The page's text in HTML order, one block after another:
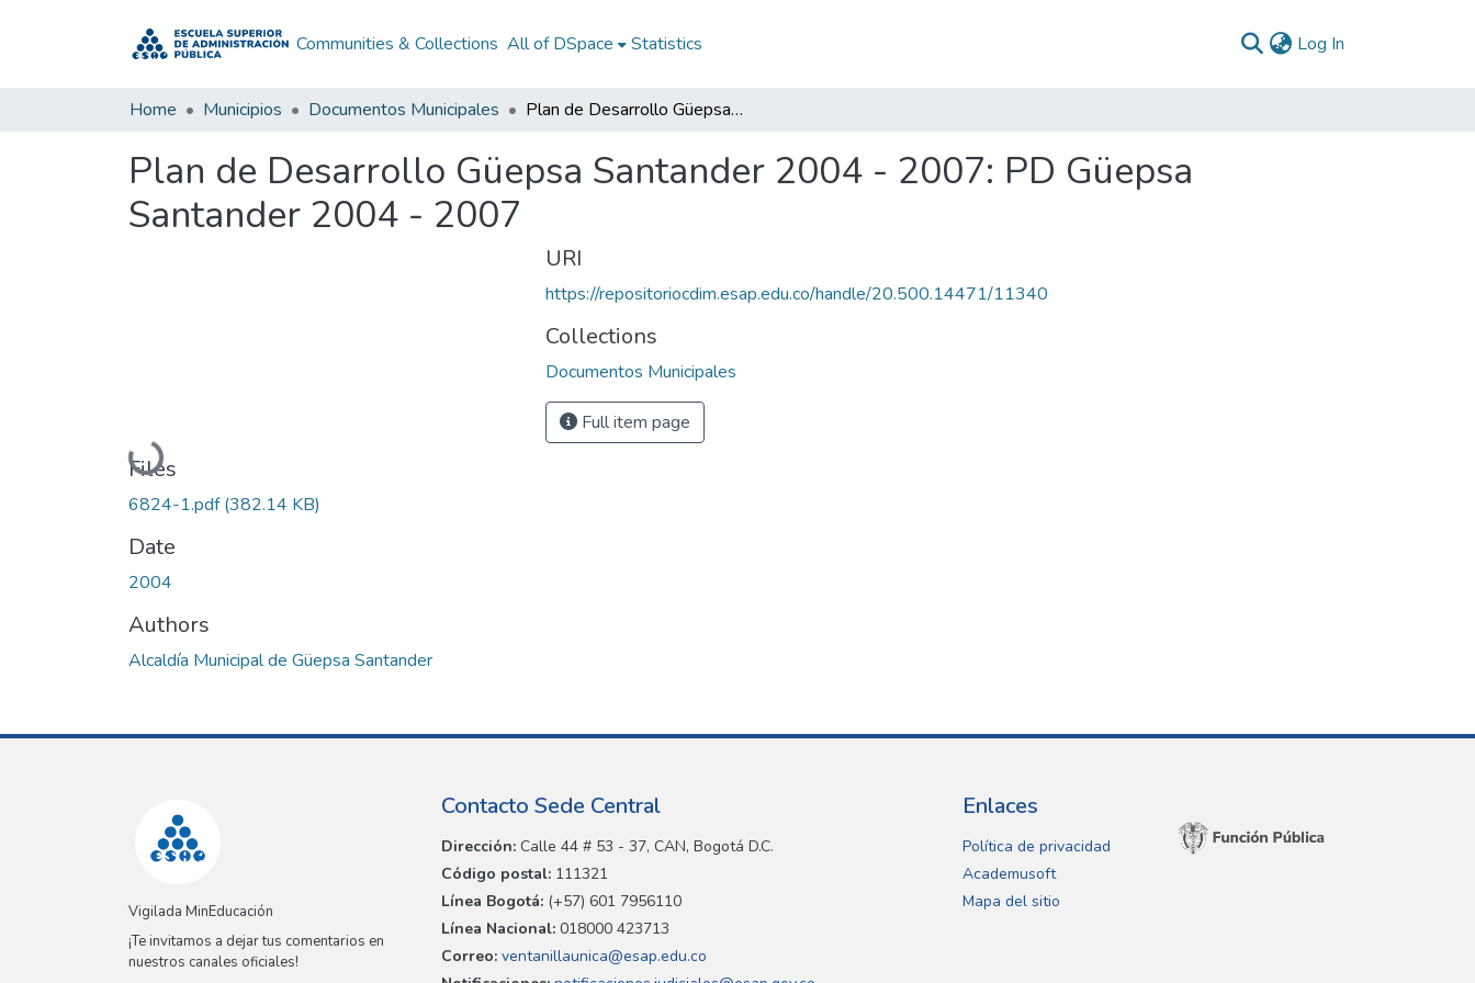
Communities & Collections All of DSpace Statistics Log In
Home Municipios Documentos Municipales Plan de Desarrollo Güepsa Santander 2004 - 2007: PD Güepsa Santander 2004 - 2007
Plan de Desarrollo Güepsa Santander 2004 - 2007: PD Güepsa
Santander 2004 - 2007
Loading...
Files
6824-1.pdf(382.14 KB)
Date
2004
Authors
Alcaldía Municipal de Güepsa Santander
URI
https://repositoriocdim.esap.edu.co/handle/20.500.14471/11340
Collections
Documentos Municipales
Full item page
Vigilada MinEducación
¡Te invitamos a dejar tus comentarios en
nuestros canales oficiales!
Contacto Sede Central
Dirección: Calle 44 # 53 - 37, CAN, Bogotá D.C.
Código postal: 111321
Línea Bogotá: (+57) 601 7956110
Línea Nacional: 018000 423713
Correo: ventanillaunica@esap.edu.co
Enlaces
Política de privacidad
Academusoft
Mapa del sitio